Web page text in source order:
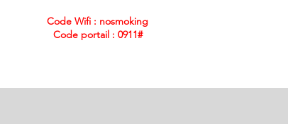
Code Wifi : nosmoking
Code portail : 0911#